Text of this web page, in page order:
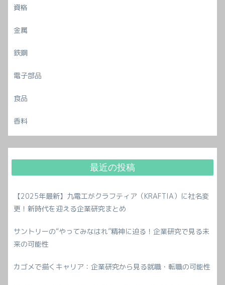
資格
金属
鉄鋼
電子部品
食品
香料
最近の投稿
【2025年最新】九電工がクラフティア（KRAFTIA）に社名変
更！新時代を迎える企業研究まとめ
サントリーの“やってみなはれ”精神に迫る！企業研究で見る未
来の可能性
カゴメで描くキャリア：企業研究から見る就職・転職の可能性